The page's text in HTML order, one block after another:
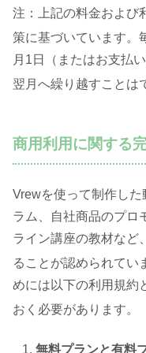
注：上記の料金および
策に基づいています。
月1日（またはお支払
翌月へ繰り越すことは
商用利用に関する
Vrewを使って制作し
ラム、自社商品のプロ
ライン講座の教材など
ることが認められてい
めには以下の利用規約
おく必要があります。
無料プランと有料